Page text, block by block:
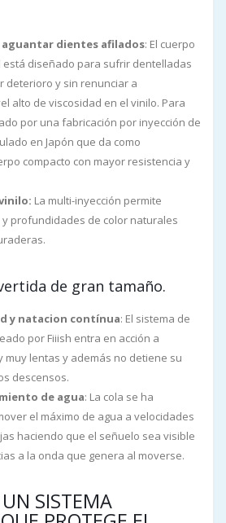
aguantar dientes afilados: El cuerpo
está diseñado para sufrir dentelladas
deterioro y sin renunciar a
alto de viscosidad en el vinilo. Para
por una fabricación por inyección de
en Japón que da como
compacto con mayor resistencia y
La multi-inyección permite
profundidades de color naturales
de gran tamaño.
y natacion contínua: El sistema de
por Fiiish entra en acción a
muy lentas y además no detiene su
descensos.
de agua: La cola se ha
el máximo de agua a velocidades
haciendo que el señuelo sea visible
a la onda que genera al moverse.
SISTEMA